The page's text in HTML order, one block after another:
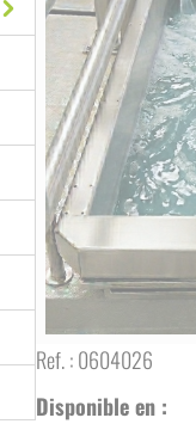
Ref. :0604026
Disponible en :